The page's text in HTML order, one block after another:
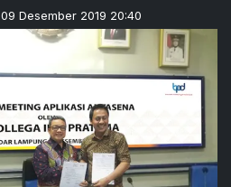
09 Desember 2019 20:40